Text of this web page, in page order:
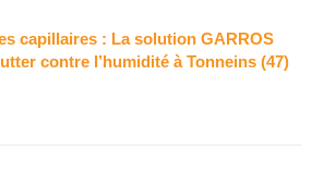
capillaires : La solution GARROS
contre l’humidité à Tonneins (47)